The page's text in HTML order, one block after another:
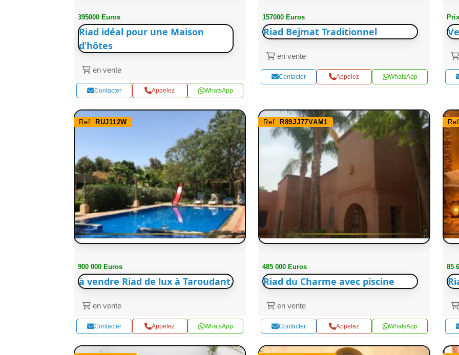
395000 Euros
Riad idéal pour une Maison
d’hôtes
en vente
Contacter Appelez WhatsApp
157000 Euros
Riad Bejmat Traditionnel
en vente
Contacter Appelez WhatsApp
Ref: RUJ112W
900 000 Euros
à vendre Riad de lux à Taroudant.
en vente
Contacter Appelez WhatsApp
Ref: R89JJ77VAM1
485 000 Euros
Riad du Charme avec piscine
en vente
Contacter Appelez WhatsApp
85